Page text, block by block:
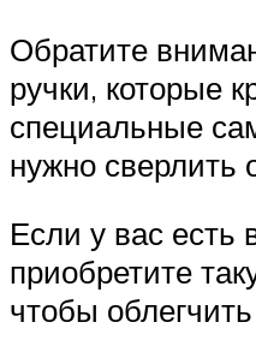
Обратите
ручки, которые
специальные
нужно сверлить
Если у вас есть
приобретите
чтобы